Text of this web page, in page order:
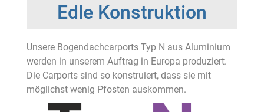
Edle Konstruktion
Unsere Bogendachcarports Typ N aus Aluminium
werden in unserem Auftrag in Europa produziert.
Die Carports sind so konstruiert, dass sie mit
möglichst wenig Pfosten auskommen.